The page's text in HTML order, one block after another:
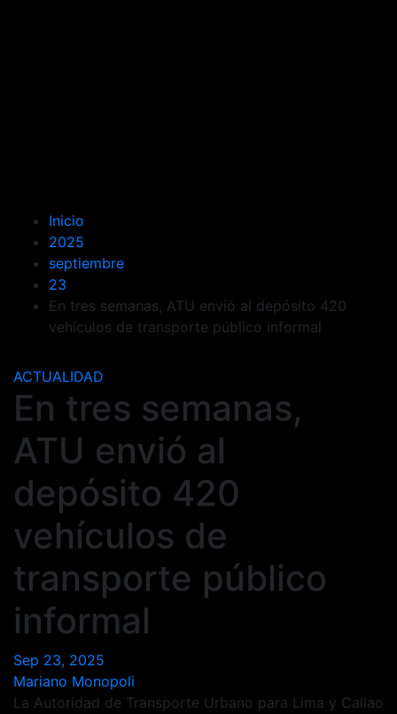
Inicio
2025
septiembre
23
En tres semanas, ATU envió al depósito 420
vehículos de transporte público informal
ACTUALIDAD
En tres semanas,
ATU envió al
depósito 420
vehículos de
transporte público
informal
Sep 23, 2025
Mariano Monopoli
La Autoridad de Transporte Urbano para Lima y Callao